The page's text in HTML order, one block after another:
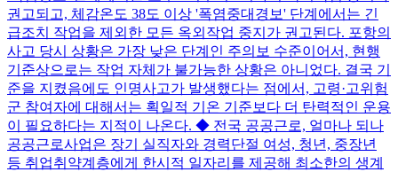
권고되고, 체감온도 38도 이상 '폭염중대경보' 단계에서는 긴
급조치 작업을 제외한 모든 옥외작업 중지가 권고된다. 포항의
사고 당시 상황은 가장 낮은 단계인 주의보 수준이어서, 현행
기준상으로는 작업 자체가 불가능한 상황은 아니었다. 결국 기
준을 지켰음에도 인명사고가 발생했다는 점에서, 고령·고위험
군 참여자에 대해서는 획일적 기온 기준보다 더 탄력적인 운용
이 필요하다는 지적이 나온다. ◆ 전국 공공근로, 얼마나 되나
공공근로사업은 장기 실직자와 경력단절 여성, 청년, 중장년
등 취업취약계층에게 한시적 일자리를 제공해 최소한의 생계